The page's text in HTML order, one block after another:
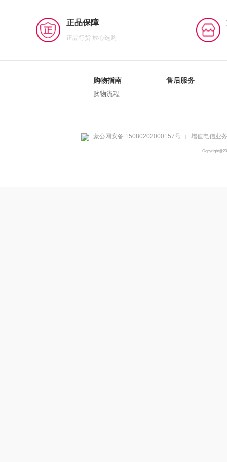
正品保障
正品行货 放心选购
购物指南
购物流程
售后服务
蒙公网安备 15080202000157号 | 增值电信业